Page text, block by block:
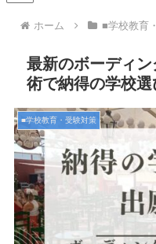
ホーム ■学校教育
最新のボーディ
術で納得の学校
■学校教育・受験対策